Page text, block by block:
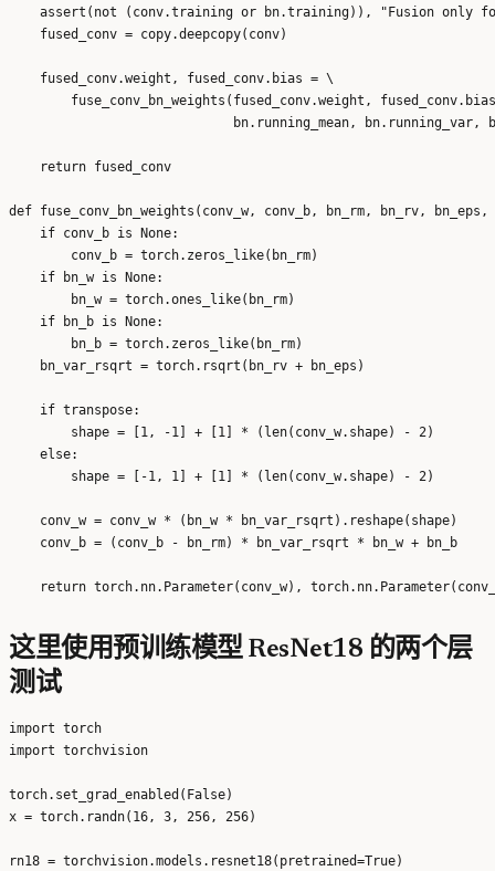
assert(not (conv.training or bn.training)), "Fusion only
    fused_conv = copy.deepcopy(conv)
    fused_conv.weight, fused_conv.bias = \
fuse_conv_bn_weights(fused_conv.weight,
bn.running_mean, bn.running_var,
    return fused_conv
def fuse_conv_bn_weights(conv_w, conv_b, bn_rm, bn_rv,
    if conv_b is None:
        conv_b = torch.zeros_like(bn_rm)
    if bn_w is None:
        bn_w = torch.ones_like(bn_rm)
    if bn_b is None:
        bn_b = torch.zeros_like(bn_rm)
    bn_var_rsqrt = torch.rsqrt(bn_rv + bn_eps)
    if transpose:
        shape = [1, -1] + [1] * (len(conv_w.shape) - 2)
    else:
        shape = [-1, 1] + [1] * (len(conv_w.shape) - 2)
    conv_w = conv_w * (bn_w * bn_var_rsqrt).reshape(shape)
    conv_b = (conv_b - bn_rm) * bn_var_rsqrt * bn_w + bn_b
这里使用预训练模型 ResNet18 的两个层
测试
import torch
import torchvision
torch.set_grad_enabled(False)
x = torch.randn(16, 3, 256, 256)
rn18 = torchvision.models.resnet18(pretrained=True)